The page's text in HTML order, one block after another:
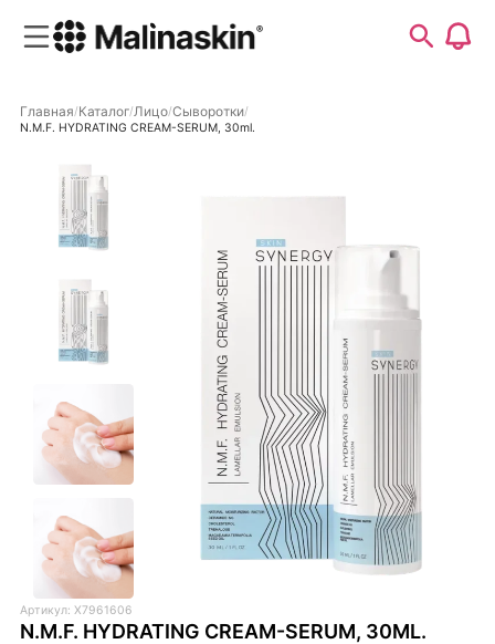
Главная Каталог Лицо Сыворотки
N.M.F. HYDRATING CREAM-SERUM, 30ml.
Артикул: X7961606
N.M.F. HYDRATING CREAM-SERUM, 30ML.